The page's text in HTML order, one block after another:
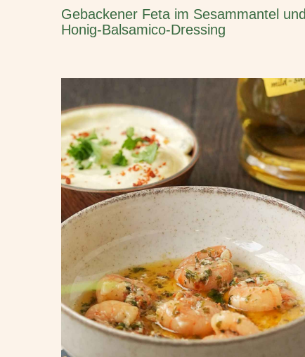
Gebackener Feta im Sesammantel und
Honig-Balsamico-Dressing